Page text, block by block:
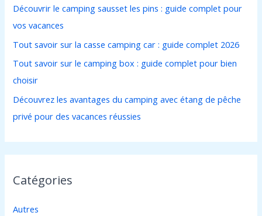
e
r
:
Découvrir le camping sausset les pins : guide complet pour
vos vacances
Tout savoir sur la casse camping car : guide complet 2026
Tout savoir sur le camping box : guide complet pour bien
choisir
Découvrez les avantages du camping avec étang de pêche
privé pour des vacances réussies
Catégories
Autres